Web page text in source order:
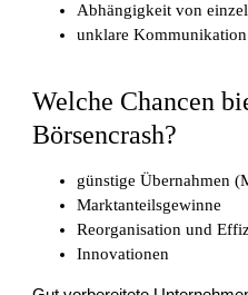
Abhängigkeit von
unklare Kommunikation
Welche Chancen
Börsencrash?
günstige Übernahmen
Marktanteilsgewinne
Reorganisation und
Innovationen